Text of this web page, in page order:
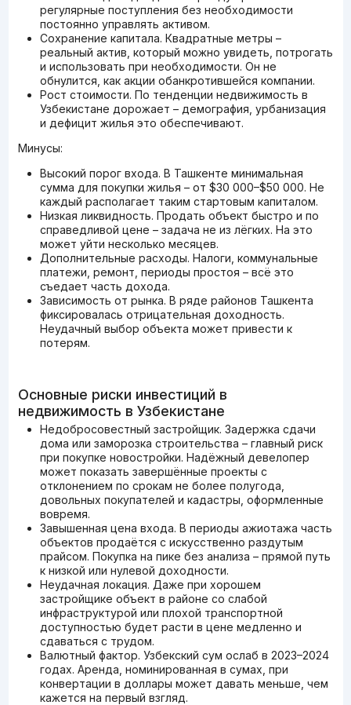
регулярные поступления без необходимости
постоянно управлять активом.
Сохранение капитала. Квадратные метры –
реальный актив, который можно увидеть, потрогать
и использовать при необходимости. Он не
обнулится, как акции обанкротившейся компании.
Рост стоимости. По тенденции недвижимость в
Узбекистане дорожает – демография, урбанизация
и дефицит жилья это обеспечивают.
Минусы:
Высокий порог входа. В Ташкенте минимальная
сумма для покупки жилья – от $30 000–$50 000. Не
каждый располагает таким стартовым капиталом.
Низкая ликвидность. Продать объект быстро и по
справедливой цене – задача не из лёгких. На это
может уйти несколько месяцев.
Дополнительные расходы. Налоги, коммунальные
платежи, ремонт, периоды простоя – всё это
съедает часть дохода.
Зависимость от рынка. В ряде районов Ташкента
фиксировалась отрицательная доходность.
Неудачный выбор объекта может привести к
потерям.
Основные риски инвестиций в
недвижимость в Узбекистане
Недобросовестный застройщик. Задержка сдачи
дома или заморозка строительства – главный риск
при покупке новостройки. Надёжный девелопер
может показать завершённые проекты с
отклонением по срокам не более полугода,
довольных покупателей и кадастры, оформленные
вовремя.
Завышенная цена входа. В периоды ажиотажа часть
объектов продаётся с искусственно раздутым
прайсом. Покупка на пике без анализа – прямой путь
к низкой или нулевой доходности.
Неудачная локация. Даже при хорошем
застройщике объект в районе со слабой
инфраструктурой или плохой транспортной
доступностью будет расти в цене медленно и
сдаваться с трудом.
Валютный фактор. Узбекский сум ослаб в 2023–2024
годах. Аренда, номинированная в сумах, при
конвертации в доллары может давать меньше, чем
кажется на первый взгляд.